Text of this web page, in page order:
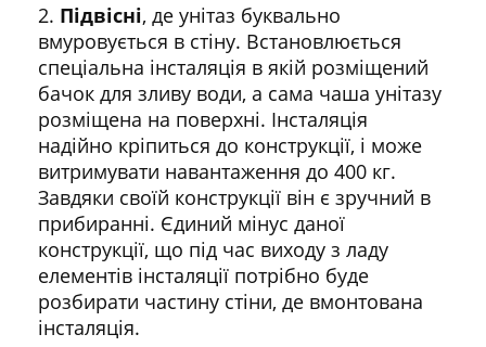
Підвісні, де унітаз буквально
вмуровується в стіну. Встановлюється
спеціальна інсталяція в якій розміщений
бачок для зливу води, а сама чаша унітазу
розміщена на поверхні. Інсталяція
надійно кріпиться до конструкції, і може
витримувати навантаження до 400 кг.
Завдяки своїй конструкції він є зручний в
прибиранні. Єдиний мінус даної
конструкції, що під час виходу з ладу
елементів інсталяції потрібно буде
розбирати частину стіни, де вмонтована
інсталяція.